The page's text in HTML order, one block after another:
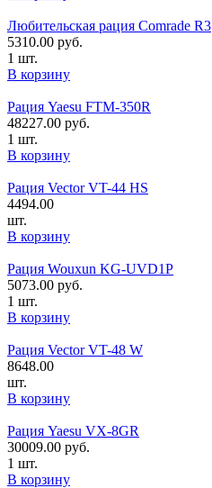
Любительская рация Comrade R3
5310.00 руб.
1 шт.
В корзину
Рация Yaesu FTM-350R
48227.00 руб.
1 шт.
В корзину
Рация Vector VT-44 HS
4494.00
шт.
В корзину
Рация Wouxun KG-UVD1P
5073.00 руб.
1 шт.
В корзину
Рация Vector VT-48 W
8648.00
шт.
В корзину
Рация Yaesu VX-8GR
30009.00 руб.
1 шт.
В корзину